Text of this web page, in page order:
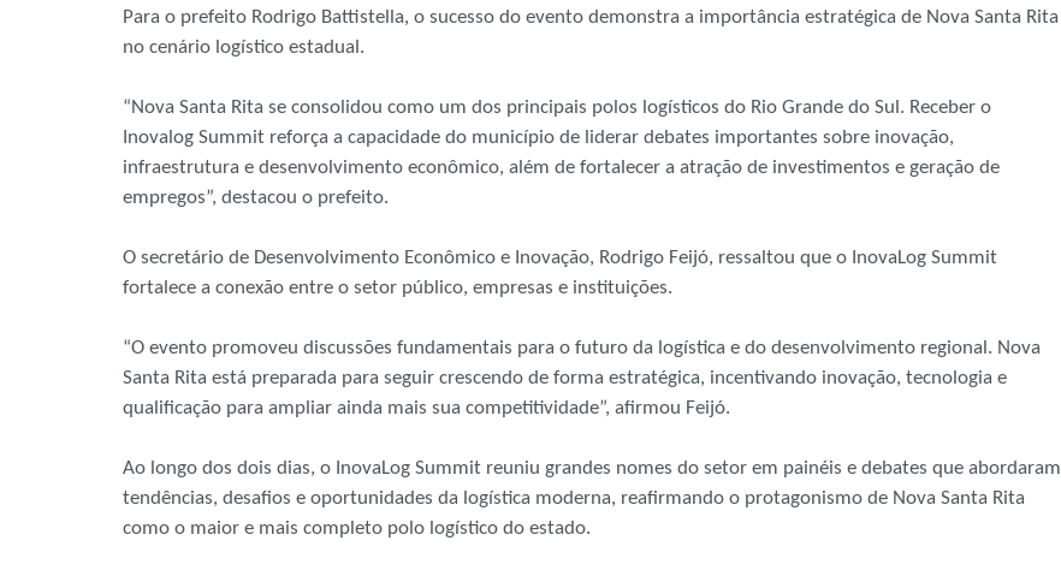
Para o prefeito Rodrigo Battistella, o sucesso do evento demonstra a importância estratégica de Nova Santa Rita
no cenário logístico estadual.
“Nova Santa Rita se consolidou como um dos principais polos logísticos do Rio Grande do Sul. Receber o
Inovalog Summit reforça a capacidade do município de liderar debates importantes sobre inovação,
infraestrutura e desenvolvimento econômico, além de fortalecer a atração de investimentos e geração de
empregos”, destacou o prefeito.
O secretário de Desenvolvimento Econômico e Inovação, Rodrigo Feijó, ressaltou que o InovaLog Summit
fortalece a conexão entre o setor público, empresas e instituições.
“O evento promoveu discussões fundamentais para o futuro da logística e do desenvolvimento regional. Nova
Santa Rita está preparada para seguir crescendo de forma estratégica, incentivando inovação, tecnologia e
qualificação para ampliar ainda mais sua competitividade”, afirmou Feijó.
Ao longo dos dois dias, o InovaLog Summit reuniu grandes nomes do setor em painéis e debates que abordaram
tendências, desafios e oportunidades da logística moderna, reafirmando o protagonismo de Nova Santa Rita
como o maior e mais completo polo logístico do estado.